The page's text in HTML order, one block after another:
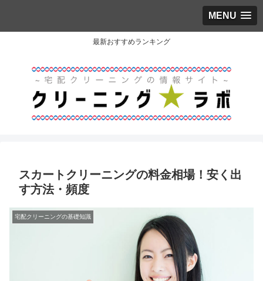
MENU
最新おすすめランキング
スカートクリーニングの料金相場！安く出
す方法・頻度
宅配クリーニングの基礎知識